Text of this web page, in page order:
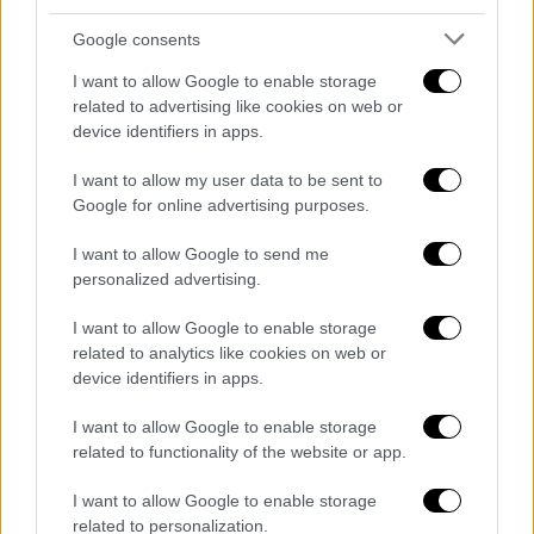
Google consents
I want to allow Google to enable storage
related to advertising like cookies on web or
device identifiers in apps.
I want to allow my user data to be sent to
Google for online advertising purposes.
I want to allow Google to send me
personalized advertising.
I want to allow Google to enable storage
related to analytics like cookies on web or
device identifiers in apps.
I want to allow Google to enable storage
related to functionality of the website or app.
I want to allow Google to enable storage
related to personalization.
εξέφρασε επίσης την κάθετη αντίθεση του
κόμματος στην πρόταση Κακλαμάνη
ενώ
κατήγγειλε τη μη κλήτευση κρίσιμων
μαρτύρων. «Η Εξεταστική δεν γίνεται για να
προστατεύσει κανέναν, αλλά για να φωτίσει
σκοτάδι», τόνισε σημειώνοντας πως ο ρόλος
της Εξεταστικής συνδέεται άμεσα με το
δημόσιο συμφέρον.
αντιπολίτευση ως δύναμη που επιδιώκει το
σόου. Η αντιπολίτευση, όμως, θέλει
φτάσουμε στην αλήθεια», υπογράμμισε και
επίσης αναφέρθηκε σε απόπειρα να κλείσει η
εξέταση της περιόδου 2019 – 2025,
τονίζοντας ότι, «αποκλεισμός μαρτύρων